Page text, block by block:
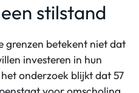
stilstand
grenzen betekent niet dat
investeren in hun
onderzoek blijkt dat 57